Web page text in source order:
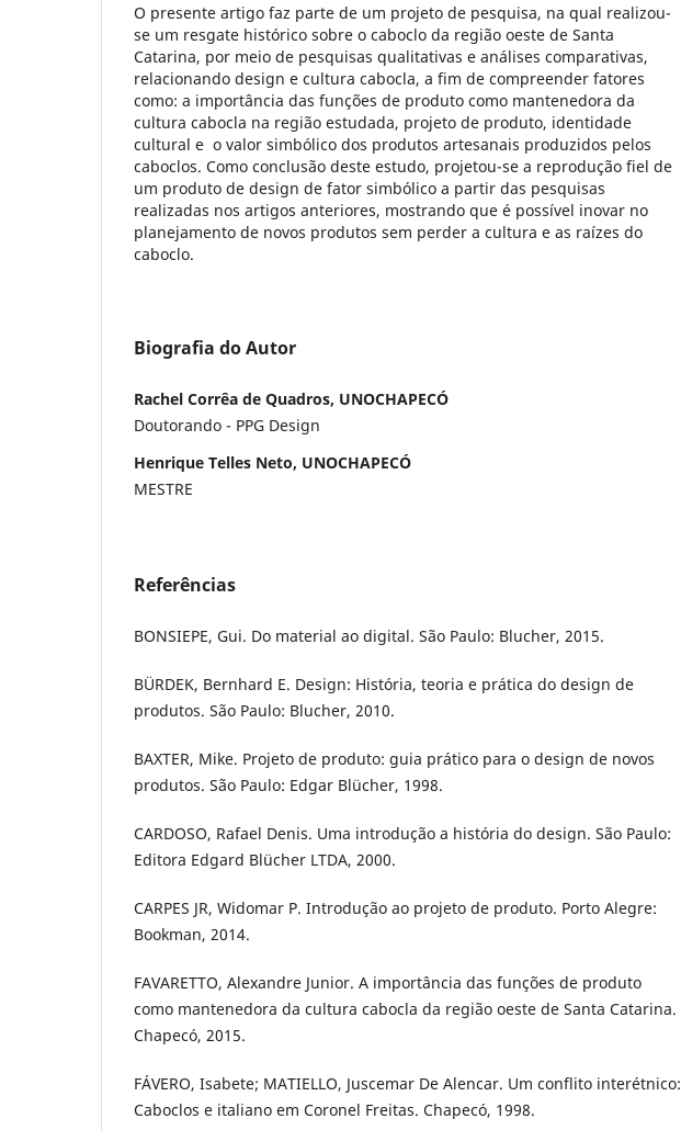
O presente artigo faz parte de um projeto de pesquisa, na qual realizou-
se um resgate histórico sobre o caboclo da região oeste de Santa
Catarina, por meio de pesquisas qualitativas e análises comparativas,
relacionando design e cultura cabocla, a fim de compreender fatores
como: a importância das funções de produto como mantenedora da
cultura cabocla na região estudada, projeto de produto, identidade
cultural e o valor simbólico dos produtos artesanais produzidos pelos
caboclos. Como conclusão deste estudo, projetou-se a reprodução fiel de
um produto de design de fator simbólico a partir das pesquisas
realizadas nos artigos anteriores, mostrando que é possível inovar no
planejamento de novos produtos sem perder a cultura e as raízes do
caboclo.
Biografia do Autor
Rachel Corrêa de Quadros, UNOCHAPECÓ
Doutorando - PPG Design
Henrique Telles Neto, UNOCHAPECÓ
MESTRE
Referências
BONSIEPE, Gui. Do material ao digital. São Paulo: Blucher, 2015.
BÜRDEK, Bernhard E. Design: História, teoria e prática do design de
produtos. São Paulo: Blucher, 2010.
BAXTER, Mike. Projeto de produto: guia prático para o design de novos
produtos. São Paulo: Edgar Blücher, 1998.
CARDOSO, Rafael Denis. Uma introdução a história do design. São Paulo:
Editora Edgard Blücher LTDA, 2000.
CARPES JR, Widomar P. Introdução ao projeto de produto. Porto Alegre:
Bookman, 2014.
FAVARETTO, Alexandre Junior. A importância das funções de produto
como mantenedora da cultura cabocla da região oeste de Santa Catarina.
Chapecó, 2015.
FÁVERO, Isabete; MATIELLO, Juscemar De Alencar. Um conflito interétnico:
Caboclos e italiano em Coronel Freitas. Chapecó, 1998.